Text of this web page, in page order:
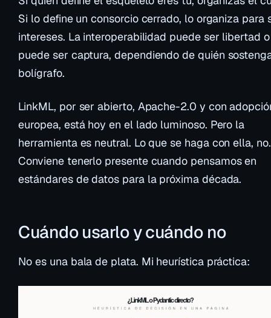
Si lo define un consorcio cerrado, lo organiza para
intereses. La interoperabilidad puede ser libertad o
puede ser captura, dependiendo de quién
bolígrafo.
LinkML, por ser abierto, Apache-2.0 y con
europea, está hoy en el lado luminoso. Pero la
herramienta es neutral. Lo que se haga con ella, no.
Conviene tenerlo presente cuando pensamos en
estándares de datos para la próxima década.
Cuándo usarlo y cuándo no
No es una bala de plata. Mi heurística práctica: